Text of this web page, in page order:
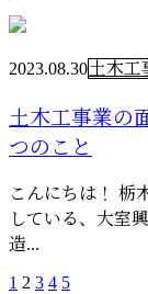
2023.08.30土木工
土木工事業の
つのこと
こんにちは！ 栃
している、大室
造...
1 2 3 4 5